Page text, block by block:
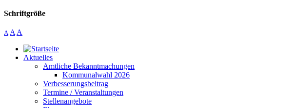
Schriftgröße
A A A
Aktuelles
Amtliche Bekanntmachungen
Kommunalwahl 2026
Verbesserungsbeitrag
Termine / Veranstaltungen
Stellenangebote